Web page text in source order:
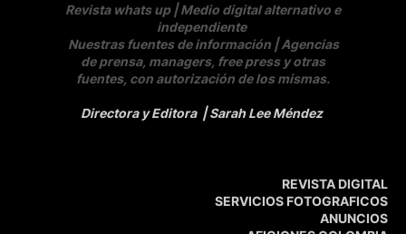
Revista whats up | Medio digital alternativo e
independiente
Nuestras fuentes de información | Agencias
de prensa, managers, free press y otras
fuentes, con autorización de los mismas.
Directora y Editora| Sarah Lee Méndez
REVISTA DIGITAL
SERVICIOS FOTOGRAFICOS
ANUNCIOS